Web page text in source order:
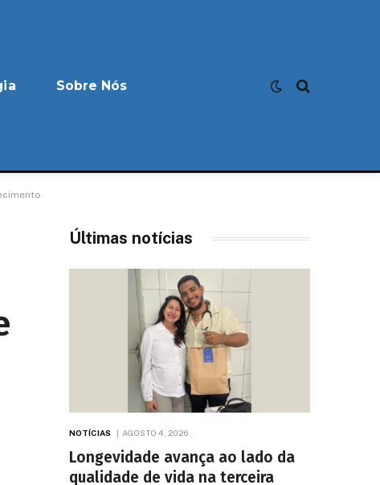
Sobre Nós
Últimas notícias
NOTÍCIAS AGOSTO 4, 2026
Longevidade avança ao lado da
qualidade de vida na terceira